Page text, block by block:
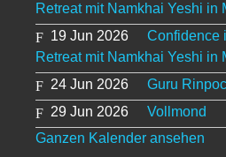
Retreat mit Namkhai Yeshi in
19 Jun 2026
Confidence
Retreat mit Namkhai Yeshi in
24 Jun 2026
Guru
29 Jun 2026
Vollmond
Ganzen Kalender ansehen